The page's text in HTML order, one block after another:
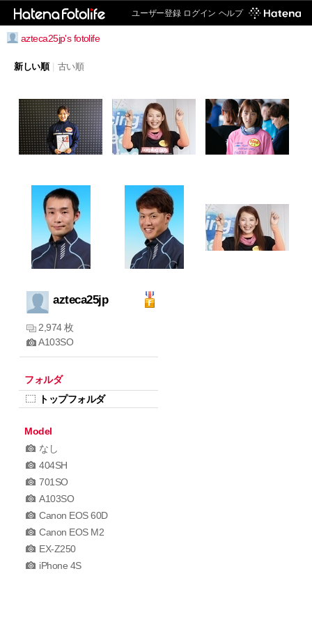
ユーザー登録 ログイン ヘルプ
azteca25jp's fotolife
新しい順 古い順
azteca25jp
2,974 枚
A103SO
フォルダ
トップフォルダ
Model
なし
404SH
701SO
A103SO
Canon EOS 60D
Canon EOS M2
EX-Z250
iPhone 4S